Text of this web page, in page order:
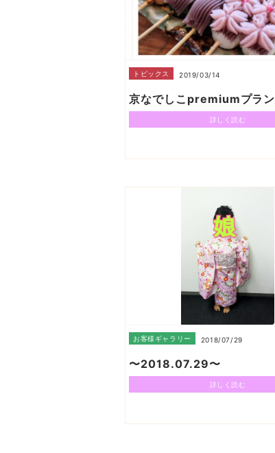
トピックス 2019/03/14
京なでしこpremiumプラン
詳しく読む
お客様ギャラリー 2018/07/29
〜2018.07.29〜
詳しく読む